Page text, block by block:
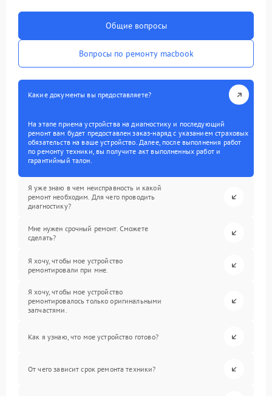
Общие вопросы
Вопросы по ремонту macbook
Какие документы вы предоставляете?
На этапе приема устройства на диагностику и последующий
ремонт вам будет предоставлен заказ-наряд с указанием страховых
обязательств на ваше устройство. Далее, после выполнения работ
по ремонту техники, вы получите акт выполненных работ и
гарантийный талон.
Я уже знаю в чем неисправность и какой
ремонт необходим. Для чего проводить
диагностику?
Мне нужен срочный ремонт. Сможете
сделать?
Я хочу, чтобы мое устройство
ремонтировали при мне.
Я хочу, чтобы мое устройство
ремонтировалось только оригинальными
запчастями.
Как я узнаю, что мое устройство готово?
От чего зависит срок ремонта техники?